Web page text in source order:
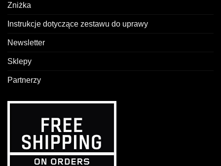
Zniżka
Instrukcje dotyczące zestawu do uprawy
Newsletter
Sklepy
Partnerzy